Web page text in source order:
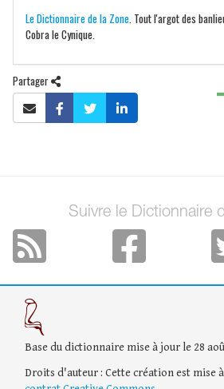
Le Dictionnaire de la Zone . Tout l'argot des
Cobra le Cynique.
Partager
Suivre le Dictionnaire
Base du dictionnaire mise à jour le 28
Droits d'auteur : Cette création est mise